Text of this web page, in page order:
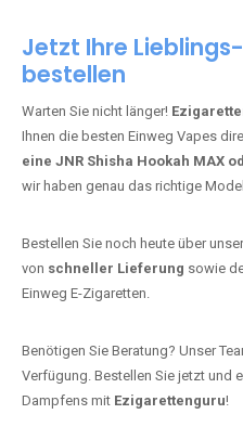
Jetzt Ihre
bestellen
Warten Sie nicht länger!
Ihnen die besten Einweg Vapes
eine JNR Shisha Hookah MAX
wir haben genau das richtige
Bestellen Sie noch heute über
von schneller Lieferung sowie
Einweg E-Zigaretten.
Benötigen Sie Beratung? Unser
Verfügung. Bestellen Sie jetzt und
Dampfens mit Ezigarettenguru!